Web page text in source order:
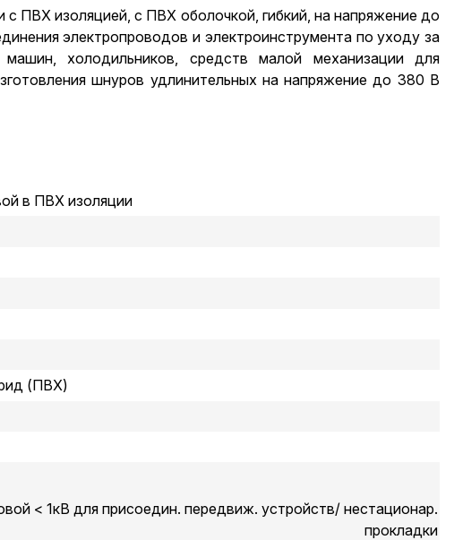
ПВХ изоляцией, с ПВХ оболочкой, гибкий, на напряжение до
электропроводов и электроинструмента по уходу за
холодильников, средств малой механизации для
шнуров удлинительных на напряжение до 380 В
в ПВХ изоляции
(ПВХ)
< 1кВ для присоедин. передвиж. устройств/ нестационар.
прокладки